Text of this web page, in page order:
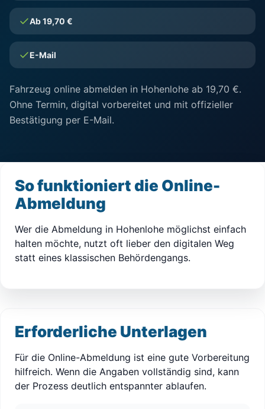
Ab 19,70 €
E-Mail
Fahrzeug online abmelden in Hohenlohe ab 19,70 €.
Ohne Termin, digital vorbereitet und mit offizieller
Bestätigung per E-Mail.
So funktioniert die Online-
Abmeldung
Wer die Abmeldung in Hohenlohe möglichst einfach
halten möchte, nutzt oft lieber den digitalen Weg
statt eines klassischen Behördengangs.
Erforderliche Unterlagen
Für die Online-Abmeldung ist eine gute Vorbereitung
hilfreich. Wenn die Angaben vollständig sind, kann
der Prozess deutlich entspannter ablaufen.